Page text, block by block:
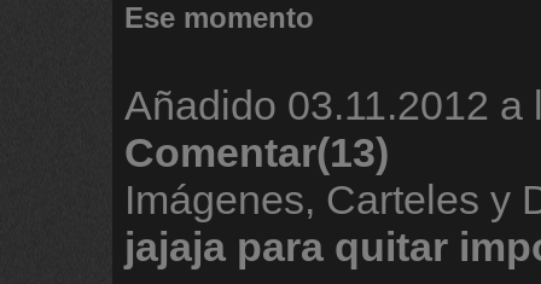
Ese momento
Añadido 03.11.2012 a
Comentar(13)
Imágenes, Carteles y
jajaja para quitar